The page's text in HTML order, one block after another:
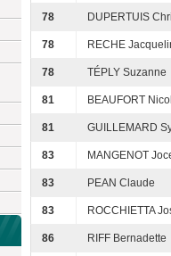
78 DUPERTUIS
78 RECHE
78 TÉPLY Suzanne
81 BEAUFORT
81 GUILLEMARD
83 MANGENOT
83 PEAN Claude
83 ROCCHIETTA
86 RIFF Bernadette